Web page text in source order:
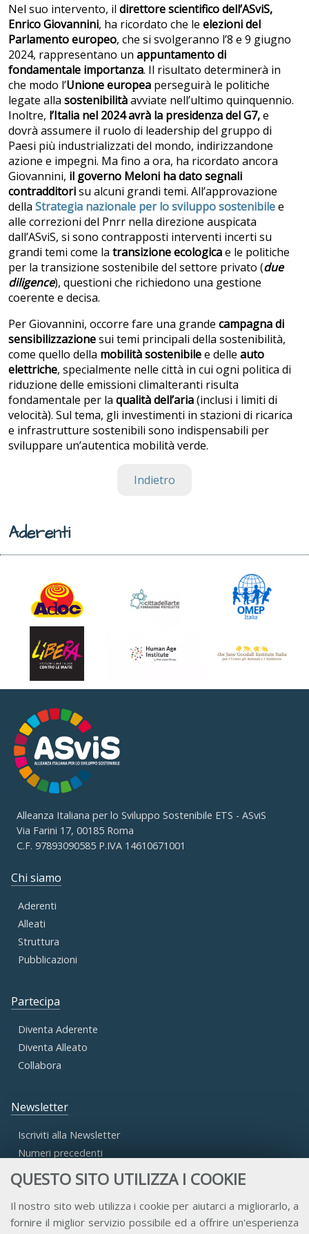
QUESTO SITO UTILIZZA I COOKIE
Il nostro sito web utilizza i cookie per aiutarci a migliorarlo, a
fornire il miglior servizio possibile ed a offrire un'esperienza
Nel suo intervento, il direttore scientifico dell’ASviS,
Enrico Giovannini, ha ricordato che le elezioni del
Parlamento europeo, che si svolgeranno l’8 e 9 giugno
2024, rappresentano un appuntamento di
fondamentale importanza. Il risultato determinerà in
che modo l’Unione europea perseguirà le politiche
legate alla sostenibilitàavviate nell’ultimo quinquennio.
Inoltre, l’Italia nel 2024 avrà la presidenza del G7,e
dovrà assumere il ruolo di leadership del gruppo di
Paesi più industrializzati del mondo, indirizzandone
azione e impegni. Ma fino a ora, ha ricordato ancora
Giovannini, il governo Meloni ha dato segnali
contradditorisu alcuni grandi temi. All’approvazione
della Strategia nazionale per lo sviluppo sostenibilee
alle correzioni del Pnrr nella direzione auspicata
dall’ASviS, si sono contrapposti interventi incerti su
grandi temi come la transizione ecologicae le politiche
per la transizione sostenibile del settore privato (due
diligence), questioni che richiedono una gestione
coerente e decisa.
Per Giovannini, occorre fare una grande campagna di
sensibilizzazionesui temi principali della sostenibilità,
come quello della mobilità sostenibilee delle auto
elettriche, specialmente nelle città in cui ogni politica di
riduzione delle emissioni climalteranti risulta
fondamentale per la qualità dell’aria(inclusi i limiti di
velocità). Sul tema, gli investimenti in stazioni di ricarica
e infrastrutture sostenibili sono indispensabili per
sviluppare un’autentica mobilità verde.
Indietro
Aderenti
Alleanza Italiana per lo Sviluppo Sostenibile ETS - ASviS
Via Farini 17, 00185 Roma
C.F. 97893090585 P.IVA 14610671001
Chi siamo
Aderenti
Alleati
Struttura
Pubblicazioni
Partecipa
Diventa Aderente
Diventa Alleato
Collabora
Newsletter
Iscriviti alla Newsletter
Numeri precedenti
Accesso Aderenti